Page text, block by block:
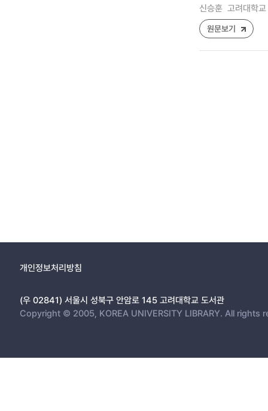
신승훈 고려대학
원문보기
개인정보처리방침
(우 02841) 서울시 성북구 안암로 145 고려대학교 도서관
Copyright © 2005, KOREA UNIVERSITY LIBRARY. All rights